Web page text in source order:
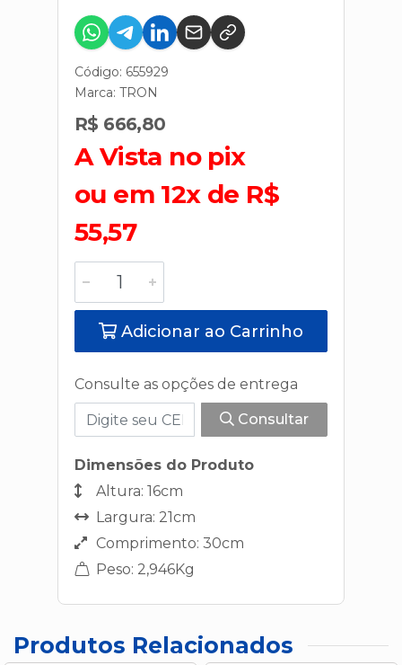
Código: 655929
Marca: TRON
R$ 666,80
A Vista no pix
ou em 12x de R$
55,57
Adicionar ao Carrinho
Consulte as opções de entrega
Consultar
Dimensões do Produto
Altura: 16cm
Largura: 21cm
Comprimento: 30cm
Peso: 2,946Kg
Produtos Relacionados